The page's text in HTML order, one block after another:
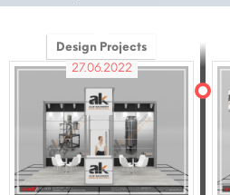
Design Projects
27.06.2022